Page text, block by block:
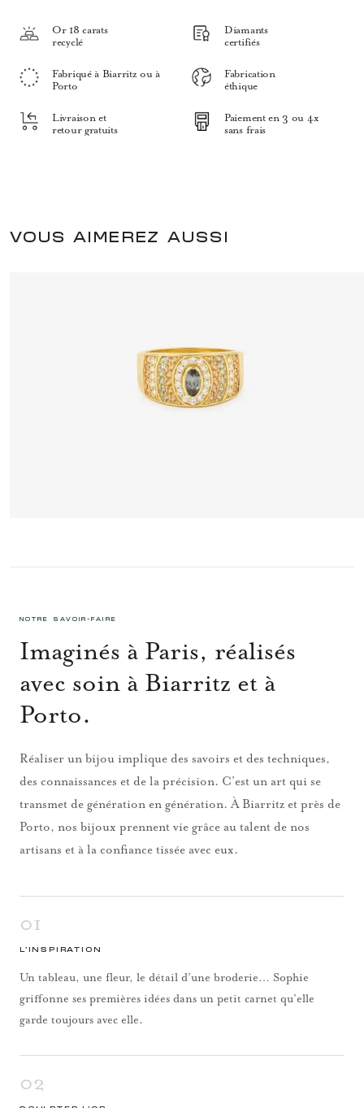
Or 18 carats
recyclé
Diamants
certifiés
Fabriqué à Biarritz ou à
Porto
Fabrication
éthique
Livraison et
retour gratuits
Paiement en 3 ou 4x
sans frais
VOUS AIMEREZ AUSSI
NOTRE SAVOIR-FAIRE
Imaginés à Paris, réalisés
avec soin à Biarritz et à
Porto.
Réaliser un bijou implique des savoirs et des techniques,
des connaissances et de la précision. C’est un art qui se
transmet de génération en génération. À Biarritz et près de
Porto, nos bijoux prennent vie grâce au talent de nos
artisans et à la confiance tissée avec eux.
01
L’INSPIRATION
Un tableau, une fleur, le détail d’une broderie… Sophie
griffonne ses premières idées dans un petit carnet qu’elle
garde toujours avec elle.
02